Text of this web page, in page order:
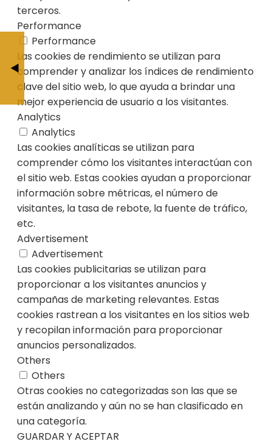
terceros.
Performance
Performance
Las cookies de rendimiento se utilizan para
comprender y analizar los índices de rendimiento
clave del sitio web, lo que ayuda a brindar una
mejor experiencia de usuario a los visitantes.
Analytics
Analytics
Las cookies analíticas se utilizan para
comprender cómo los visitantes interactúan con
el sitio web. Estas cookies ayudan a proporcionar
información sobre métricas, el número de
visitantes, la tasa de rebote, la fuente de tráfico,
etc.
Advertisement
Advertisement
Las cookies publicitarias se utilizan para
proporcionar a los visitantes anuncios y
campañas de marketing relevantes. Estas
cookies rastrean a los visitantes en los sitios web
y recopilan información para proporcionar
anuncios personalizados.
Others
Others
Otras cookies no categorizadas son las que se
están analizando y aún no se han clasificado en
una categoría.
GUARDAR Y ACEPTAR
The Parable of the Pharisee and the
BY JESÚS
¡Ey,
BY JESÚS